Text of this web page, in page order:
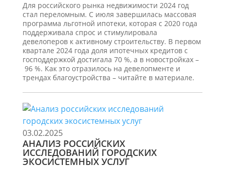
Для российского рынка недвижимости 2024 год
стал переломным. С июля завершилась массовая
программа льготной ипотеки, которая с 2020 года
поддерживала спрос и стимулировала
девелоперов к активному строительству. В первом
квартале 2024 года доля ипотечных кредитов с
господдержкой достигала 70 %, а в новостройках –
96 %. Как это отразилось на девелопменте и
трендах благоустройства – читайте в материале.
03.02.2025
АНАЛИЗ РОССИЙСКИХ
ИССЛЕДОВАНИЙ ГОРОДСКИХ
ЭКОСИСТЕМНЫХ УСЛУГ